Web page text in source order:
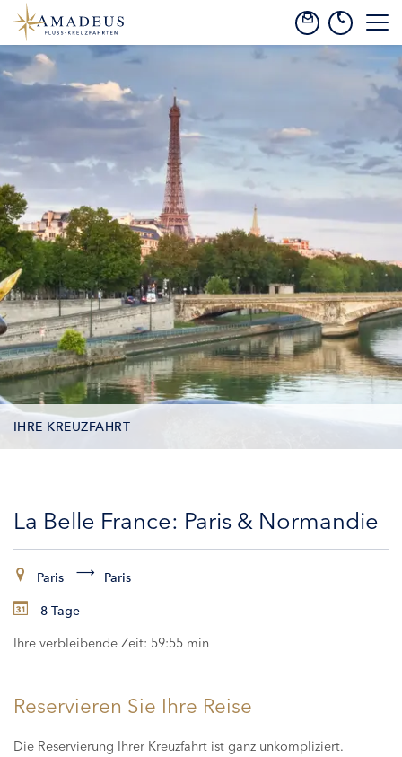
IHRE KREUZFAHRT
KABINEN
La Belle France: Paris & Normandie
Paris Paris
8 Tage
Ihre verbleibende Zeit: 59:54 min
Reservieren Sie Ihre Reise
Die Reservierung Ihrer Kreuzfahrt ist ganz unkompliziert.